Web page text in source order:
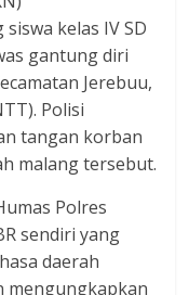
siswa kelas IV SD
gantung diri
Jerebuu,
Polisi
tangan korban
malang tersebut.
Polres
sendiri yang
daerah
mengungkapkan